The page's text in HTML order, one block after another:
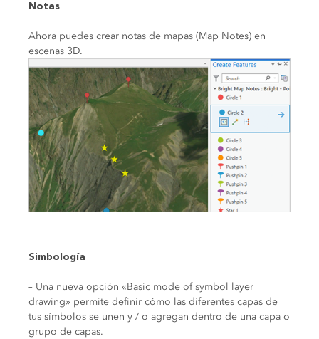
Notas
Ahora puedes crear notas de mapas (Map Notes) en
escenas 3D.
Simbología
– Una nueva opción «Basic mode of symbol layer
drawing» permite definir cómo las diferentes capas de
tus símbolos se unen y / o agregan dentro de una capa o
grupo de capas.